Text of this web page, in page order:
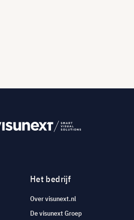
Het bedrijf
Over visunext.nl
De visunext Groep